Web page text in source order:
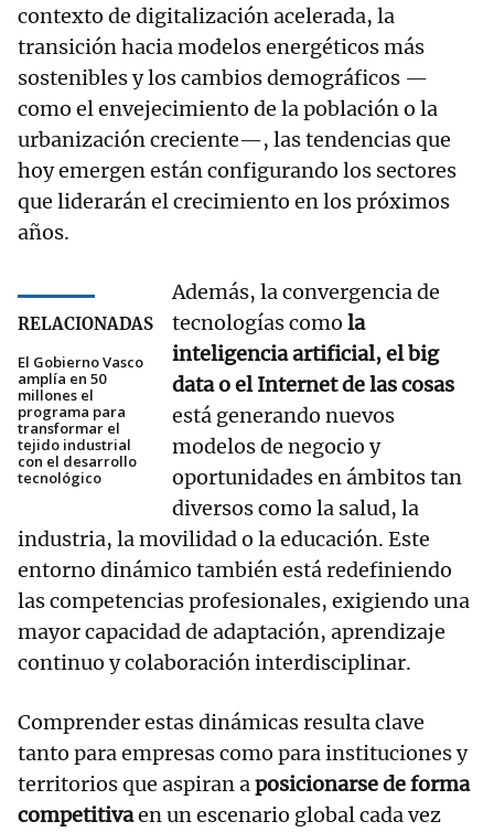
contexto de digitalización acelerada, la
transición hacia modelos energéticos más
sostenibles y los cambios demográficos —
como el envejecimiento de la población o la
urbanización creciente—, las tendencias que
hoy emergen están configurando los sectores
que liderarán el crecimiento en los próximos
años.
RELACIONADAS
El Gobierno Vasco
amplía en 50
millones el
programa para
transformar el
tejido industrial
con el desarrollo
tecnológico
Además, la convergencia de
tecnologías como la
inteligencia artificial, el big
data o el Internet de las cosas
está generando nuevos
modelos de negocio y
oportunidades en ámbitos tan
diversos como la salud, la
industria, la movilidad o la educación. Este
entorno dinámico también está redefiniendo
las competencias profesionales, exigiendo una
mayor capacidad de adaptación, aprendizaje
continuo y colaboración interdisciplinar.
Comprender estas dinámicas resulta clave
tanto para empresas como para instituciones y
territorios que aspiran aposicionarse de forma
competitivaen un escenario global cada vez